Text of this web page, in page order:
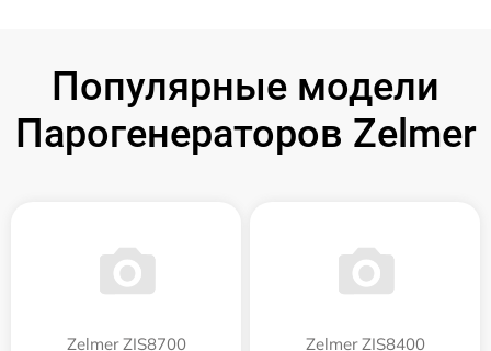
Популярные модели
Парогенераторов Zelmer
Zelmer ZIS8700 Zelmer ZIS8400